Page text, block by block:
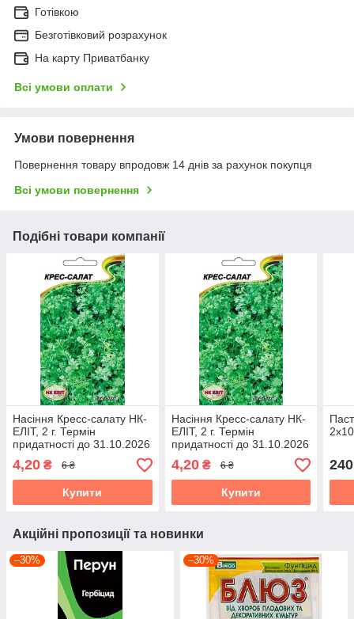
Готівкою
Безготівковий розрахунок
На карту Приватбанку
Всі умови оплати
Умови повернення
Повернення товару впродовж 14 днів за рахунок покупця
Всі умови повернення
Подібні товари компанії
Насіння Кресс-салату НК-
ЕЛІТ, 2 г. Термін
придатності до 31.10.2026
4,20 ₴ 6 ₴
Купити
Насіння Кресс-салату НК-
ЕЛІТ, 2 г. Термін
придатності до 31.10.2026
4,20₴ 6 ₴
Купити
240
Акційні пропозиції та новинки
–30% –30%